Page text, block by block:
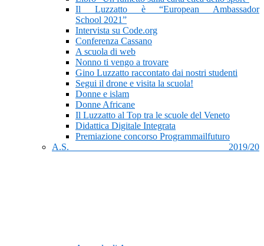
Il Luzzatto è “European Ambassador
School 2021”
Intervista su Code.org
Conferenza Cassano
A scuola di web
Nonno ti vengo a trovare
Gino Luzzatto raccontato dai nostri studenti
Segui il drone e visita la scuola!
Donne e islam
Donne Africane
Il Luzzatto al Top tra le scuole del Veneto
Didattica Digitale Integrata
Premiazione concorso Programmailfuturo
A.S. 2019/20